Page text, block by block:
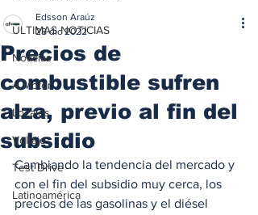
ÚLTIMAS NOTICIAS
Noticias
A Motor
Locales
Voltaje
Test Drive
Latinoamérica
Precios de
combustible sufren
alza, previo al fin del
subsidio
Edsson Araúz
28 dic 2022
Cambiando la tendencia del mercado y
con el fin del subsidio muy cerca, los
precios de las gasolinas y el diésel